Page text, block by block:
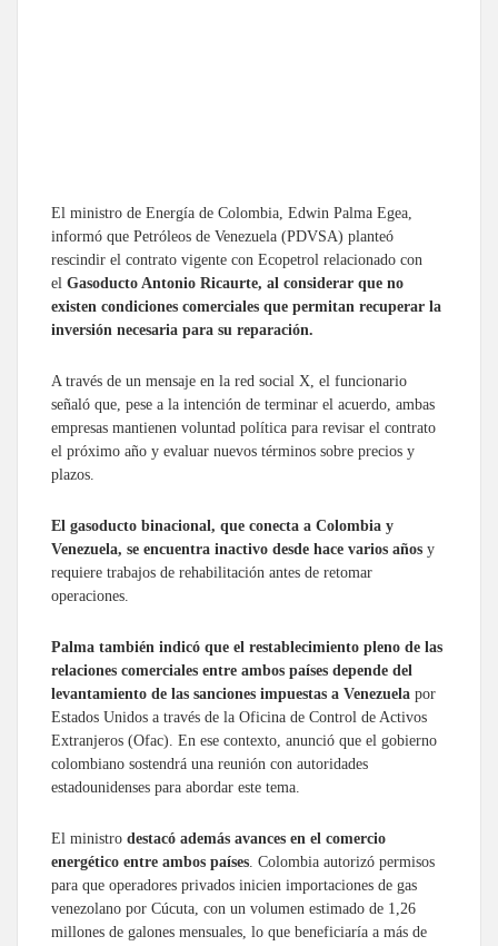
El ministro de Energía de Colombia, Edwin Palma Egea,
informó que Petróleos de Venezuela (PDVSA) planteó
rescindir el contrato vigente con Ecopetrol relacionado con
el Gasoducto Antonio Ricaurte, al considerar que no
existen condiciones comerciales que permitan recuperar la
inversión necesaria para su reparación.
A través de un mensaje en la red social X, el funcionario
señaló que, pese a la intención de terminar el acuerdo, ambas
empresas mantienen voluntad política para revisar el contrato
el próximo año y evaluar nuevos términos sobre precios y
plazos.
El gasoducto binacional, que conecta a Colombia y
Venezuela, se encuentra inactivo desde hace varios años y
requiere trabajos de rehabilitación antes de retomar
operaciones.
Palma también indicó que el restablecimiento pleno de las
relaciones comerciales entre ambos países depende del
levantamiento de las sanciones impuestas a Venezuela por
Estados Unidos a través de la Oficina de Control de Activos
Extranjeros (Ofac). En ese contexto, anunció que el gobierno
colombiano sostendrá una reunión con autoridades
estadounidenses para abordar este tema.
El ministro destacó además avances en el comercio
energético entre ambos países. Colombia autorizó permisos
para que operadores privados inicien importaciones de gas
venezolano por Cúcuta, con un volumen estimado de 1,26
millones de galones mensuales, lo que beneficiaría a más de